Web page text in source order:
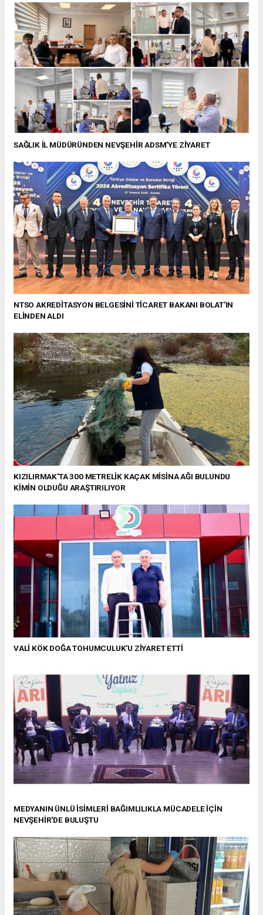
SAĞLIK İL MÜDÜRÜNDEN NEVŞEHİR ADSM'YE ZİYARET
NTSO AKREDİTASYON BELGESİNİ TİCARET BAKANI BOLAT'IN
ELİNDEN ALDI
KIZILIRMAK'TA 300 METRELİK KAÇAK MİSİNA AĞI BULUNDU
KİMİN OLDUĞU ARAŞTIRILIYOR
VALİ KÖK DOĞA TOHUMCULUK'U ZİYARET ETTİ
MEDYANIN ÜNLÜ İSİMLERİ BAĞIMLILIKLA MÜCADELE İÇİN
NEVŞEHİR'DE BULUŞTU